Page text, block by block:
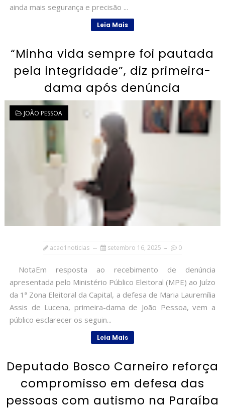
ainda mais segurança e precisão ...
Leia Mais
“Minha vida sempre foi pautada
pela integridade”, diz primeira-
dama após denúncia
JOÃO PESSOA
acao1noticias setembro 16, 2025 0
NotaEm resposta ao recebimento de denúncia
apresentada pelo Ministério Público Eleitoral (MPE) ao Juízo
da 1ª Zona Eleitoral da Capital, a defesa de Maria Lauremília
Assis de Lucena, primeira-dama de João Pessoa, vem a
público esclarecer os seguin...
Leia Mais
Deputado Bosco Carneiro reforça
compromisso em defesa das
pessoas com autismo na Paraíba